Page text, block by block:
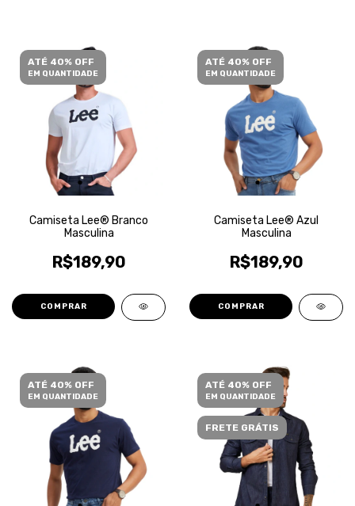
ATÉ 40% OFF
EM QUANTIDADE
Camiseta Lee® Branco
Masculina
R$189,90
COMPRAR
ATÉ 40% OFF
EM QUANTIDADE
Camiseta Lee® Azul
Masculina
R$189,90
COMPRAR
ATÉ 40% OFF
EM QUANTIDADE
ATÉ 40% OFF
EM QUANTIDADE
FRETE GRÁTIS